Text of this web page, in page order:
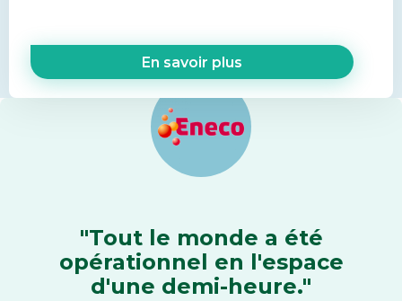
En savoir plus
"Tout le monde a été
opérationnel en l'espace
d'une demi-heure."